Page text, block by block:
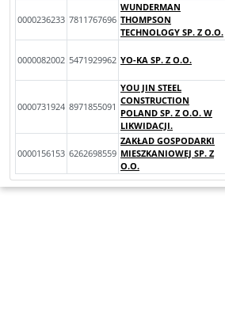
0000236233 7811767696
WUNDERMAN
THOMPSON
TECHNOLOGY SP. Z O.O.
0000082002 5471929962 YO-KA SP. Z O.O.
0000731924 8971855091
YOU JIN STEEL
CONSTRUCTION
POLAND SP. Z O.O. W
LIKWIDACJI.
0000156153 6262698559
ZAKŁAD GOSPODARKI
MIESZKANIOWEJ SP. Z
O.O.